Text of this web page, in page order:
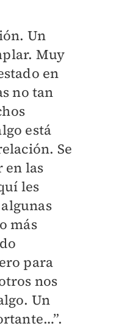
Un
Muy
en
no tan
está
Se
en las
les
más
para
nos
Un